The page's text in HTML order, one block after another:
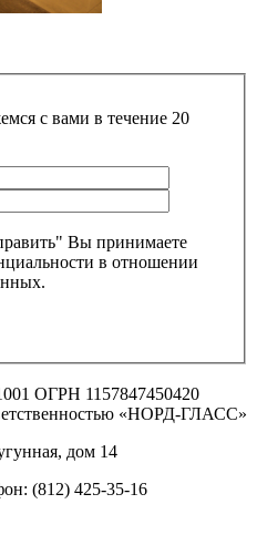
с вами в течение 20
Вы принимаете
в отношении
ОГРН 1157847450420
«НОРД-ГЛАСС»
дом 14
(812) 425-35-16